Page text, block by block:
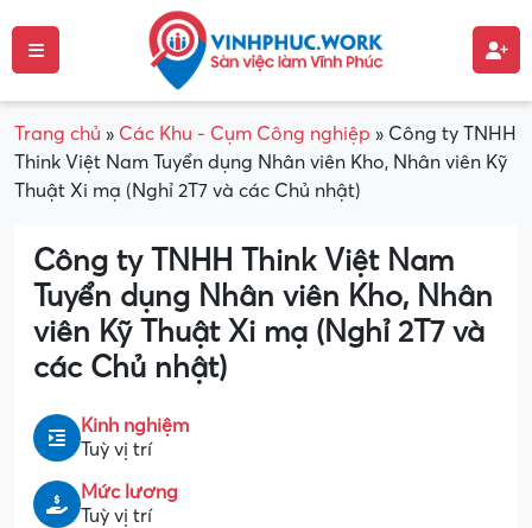
Trang chủ » Các Khu - Cụm Công nghiệp » Công ty TNHH
Think Việt Nam Tuyển dụng Nhân viên Kho, Nhân viên Kỹ
Thuật Xi mạ (Nghỉ 2T7 và các Chủ nhật)
Công ty TNHH Think Việt Nam
Tuyển dụng Nhân viên Kho, Nhân
viên Kỹ Thuật Xi mạ (Nghỉ 2T7 và
các Chủ nhật)
Kinh nghiệm
Tuỳ vị trí
Mức lương
Tuỳ vị trí